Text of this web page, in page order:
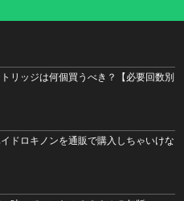
リッジは何個買うべき？【必要回数別
ドロキノンを通販で購入しちゃいけな